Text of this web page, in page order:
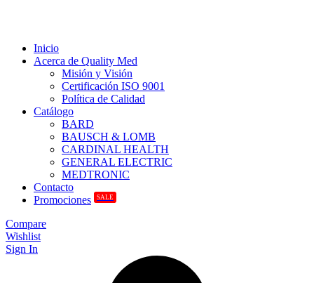
Inicio
Acerca de Quality Med
Misión y Visión
Certificación ISO 9001
Política de Calidad
Catálogo
BARD
BAUSCH & LOMB
CARDINAL HEALTH
GENERAL ELECTRIC
MEDTRONIC
Contacto
Promociones
SALE
Compare
Wishlist
Sign In